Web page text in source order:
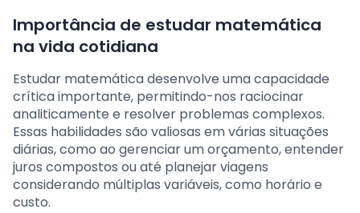
Importância de estudar matemática
na vida cotidiana
Estudar matemática desenvolve uma capacidade
crítica importante, permitindo-nos raciocinar
analiticamente e resolver problemas complexos.
Essas habilidades são valiosas em várias situações
diárias, como ao gerenciar um orçamento, entender
juros compostos ou até planejar viagens
considerando múltiplas variáveis, como horário e
custo.